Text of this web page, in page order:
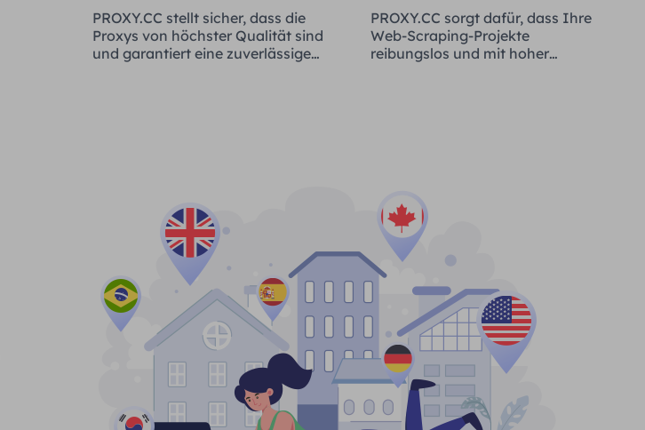
PROXY.CC stellt sicher, dass die
Proxys von höchster Qualität sind
und garantiert eine zuverlässige
PROXY.CC sorgt dafür, dass Ihre
Web-Scraping-Projekte
reibungslos und mit hoher